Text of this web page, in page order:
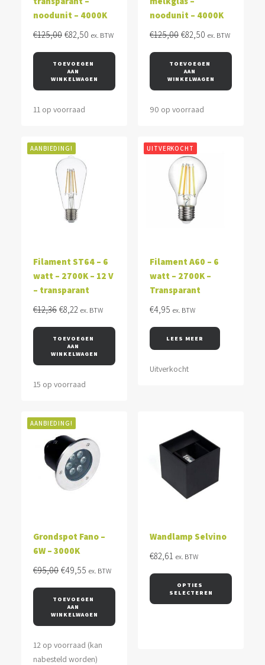
noodunit – 4000K
€125,00 Oorspronkelijke
was:
€125,00.
€82,50 Huidige
is:
€82,50.
ex. BTW
TOEVOEGEN
AAN
WINKELWAGEN
11 op voorraad
noodunit – 4000K
€125,00 Oorspronkelijke
was:
€125,00.
€82,50 Huidige
is:
€82,50.
ex. BTW
TOEVOEGEN
AAN
WINKELWAGEN
90 op voorraad
AANBIEDING!
Filament ST64 – 6
watt – 2700K – 12 V
– transparant
€12,36 Oorspronkelijke
was:
€12,36.
€8,22 Huidige
is:
€8,22.
ex. BTW
TOEVOEGEN
AAN
WINKELWAGEN
15 op voorraad
UITVERKOCHT
Filament A60 – 6
watt – 2700K –
Transparant
€4,95 ex. BTW
LEES MEER
Uitverkocht
AANBIEDING!
Grondspot Fano –
6W – 3000K
€95,00 Oorspronkelijke
was:
€95,00.
€49,55 Huidige
is:
€49,55.
ex. BTW
TOEVOEGEN
AAN
WINKELWAGEN
12 op voorraad (kan
nabesteld worden)
Wandlamp Selvino
€82,61 ex. BTW
OPTIES
SELECTEREN